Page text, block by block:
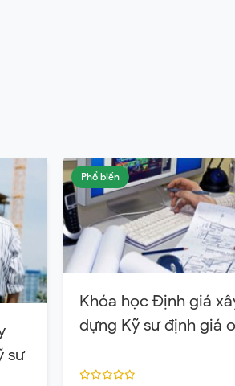
sư
Phổ biến
Khóa học Định giá
dựng Kỹ sư định giá